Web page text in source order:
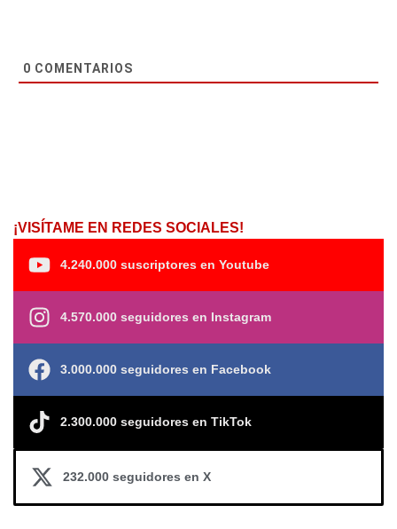
0 COMENTARIOS
¡VISÍTAME EN REDES SOCIALES!
4.240.000 suscriptores en Youtube
4.570.000 seguidores en Instagram
3.000.000 seguidores en Facebook
2.300.000 seguidores en TikTok
232.000 seguidores en X